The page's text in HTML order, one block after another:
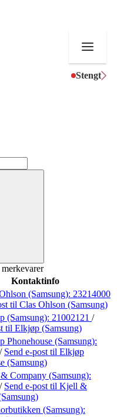
Stengt
Kontaktinfo
(Samsung): 23214000
til Clas Ohlson (Samsung)
(Samsung): 21002121 /
til Elkjøp (Samsung)
Phonehouse (Samsung):
/ Send e-post til Elkjøp
(Samsung)
Company (Samsung):
/ Send e-post til Kjell &
(Samsung):